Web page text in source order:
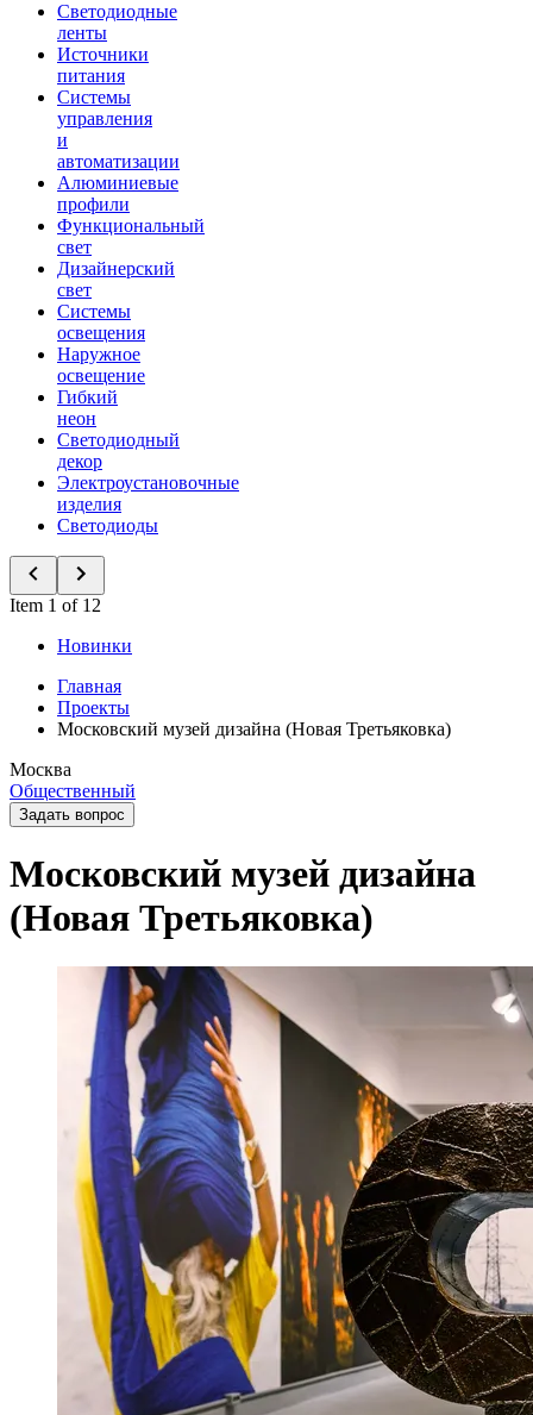
Светодиодные
ленты
Источники
питания
Системы
управления
и
автоматизации
Алюминиевые
профили
Функциональный
свет
Дизайнерский
свет
Системы
освещения
Наружное
освещение
Гибкий
неон
Светодиодный
декор
Электроустановочные
изделия
Светодиоды
Item 1 of 12
Новинки
Главная
Проекты
Московский музей дизайна (Новая Третьяковка)
Москва
Общественный
Задать вопрос
Московский музей дизайна
(Новая Третьяковка)